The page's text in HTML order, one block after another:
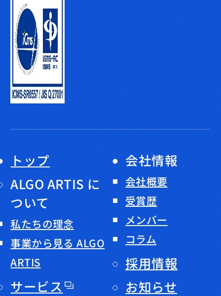
トップ
ALGO ARTIS に
ついて
私たちの理念
事業から見る ALGO
ARTIS
サービス
会社情報
会社概要
受賞歴
メンバー
コラム
採用情報
お知らせ